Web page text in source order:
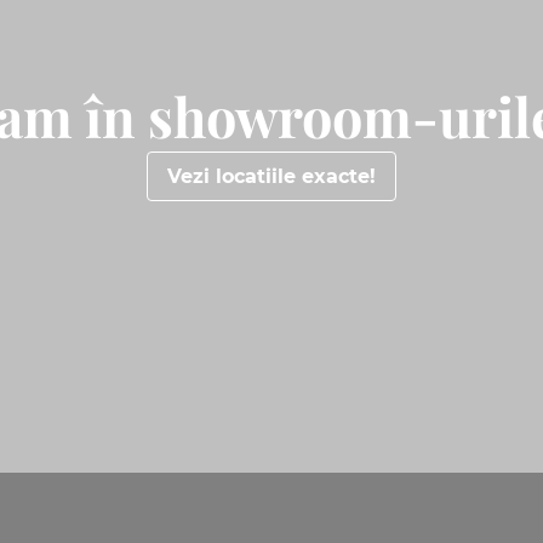
în showroom-
Vezi locatiile exacte!